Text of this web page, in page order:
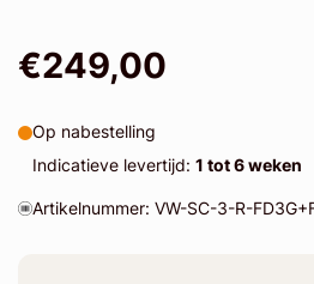
€249,00
Op nabestelling
Indicatieve levertijd: 1 tot 6 weken
Artikelnummer: VW-SC-3-R-